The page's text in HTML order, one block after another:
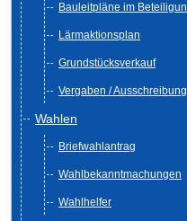
Bauleitpläne im
Lärmaktionsplan
Grundstücksverkauf
Vergaben /
Wahlen
Briefwahlantrag
Wahlbekanntmachungen
Wahlhelfer